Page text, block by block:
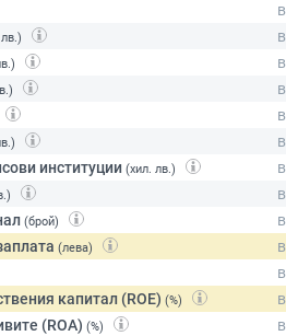
институции (хил. лв.)
(брой)
(лева)
капитал (ROE) (%)
(ROA) (%)